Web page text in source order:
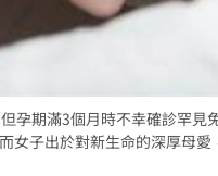
12:00
10:30
10:00
孕期滿3個月時不幸確診罕
女子出於對新生命的深厚母